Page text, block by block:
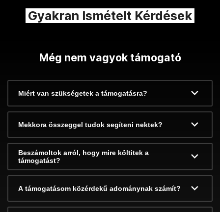
Gyakran Ismételt Kérdések
Még nem vagyok támogató
Miért van szükségetek a támogatásra?
Mekkora összeggel tudok segíteni nektek?
Beszámoltok arról, hogy mire költitek a
támogatást?
A támogatásom közérdekű adománynak számít?